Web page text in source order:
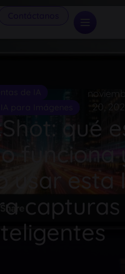
20, 2025
qué
funciona y
usar esta
capturas